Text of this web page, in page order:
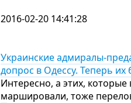
2016-02-20 14:41:28
Украинские адмиралы-
допрос в Одессу. Теперь их
Интересно, а этих,
маршировали, тоже